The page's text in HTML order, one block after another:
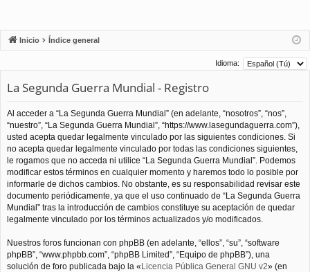
Inicio Índice general
Idioma:
La Segunda Guerra Mundial - Registro
Al acceder a “La Segunda Guerra Mundial” (en adelante, “nosotros”, “nos”,
“nuestro”, “La Segunda Guerra Mundial”, “https://www.lasegundaguerra.com”),
usted acepta quedar legalmente vinculado por las siguientes condiciones. Si
no acepta quedar legalmente vinculado por todas las condiciones siguientes,
le rogamos que no acceda ni utilice “La Segunda Guerra Mundial”. Podemos
modificar estos términos en cualquier momento y haremos todo lo posible por
informarle de dichos cambios. No obstante, es su responsabilidad revisar este
documento periódicamente, ya que el uso continuado de “La Segunda Guerra
Mundial” tras la introducción de cambios constituye su aceptación de quedar
legalmente vinculado por los términos actualizados y/o modificados.
Nuestros foros funcionan con phpBB (en adelante, “ellos”, “su”, “software
phpBB”, “www.phpbb.com”, “phpBB Limited”, “Equipo de phpBB”), una
solución de foro publicada bajo la «Licencia Pública General GNU v2» (en